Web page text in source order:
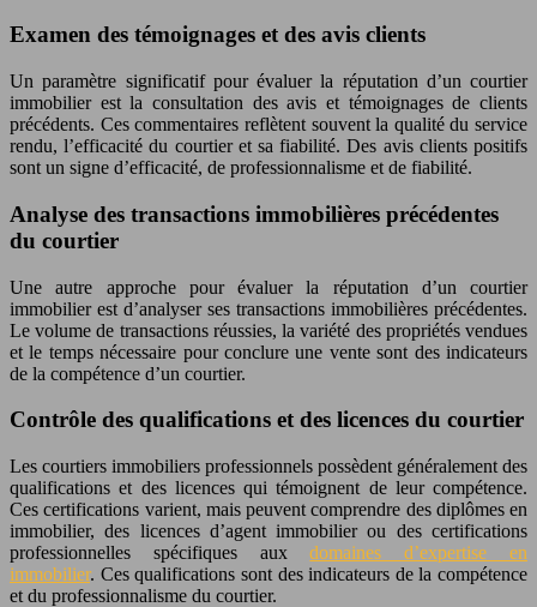
Examen des témoignages et des avis clients
Un paramètre significatif pour évaluer la réputation d’un courtier
immobilier est la consultation des avis et témoignages de clients
précédents. Ces commentaires reflètent souvent la qualité du service
rendu, l’efficacité du courtier et sa fiabilité. Des avis clients positifs
sont un signe d’efficacité, de professionnalisme et de fiabilité.
Analyse des transactions immobilières précédentes
du courtier
Une autre approche pour évaluer la réputation d’un courtier
immobilier est d’analyser ses transactions immobilières précédentes.
Le volume de transactions réussies, la variété des propriétés vendues
et le temps nécessaire pour conclure une vente sont des indicateurs
de la compétence d’un courtier.
Contrôle des qualifications et des licences du courtier
Les courtiers immobiliers professionnels possèdent généralement des
qualifications et des licences qui témoignent de leur compétence.
Ces certifications varient, mais peuvent comprendre des diplômes en
immobilier, des licences d’agent immobilier ou des certifications
professionnelles spécifiques auxdomaines d’expertise en
immobilier. Ces qualifications sont des indicateurs de la compétence
et du professionnalisme du courtier.